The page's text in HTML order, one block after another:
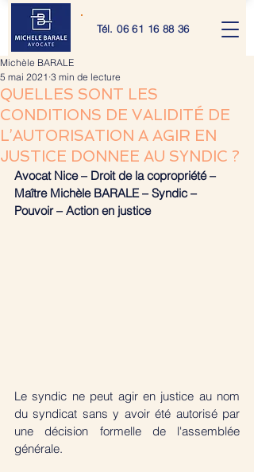
Tél.06 61 16 88 36
QUELLES SONT LES
CONDITIONS DE VALIDITÉ DE
L’AUTORISATION A AGIR EN
JUSTICE DONNEE AU SYNDIC ?
Michèle BARALE
5 mai 2021 3 min de lecture
Avocat Nice – Droit de la copropriété –
Maître Michèle BARALE – Syndic –
Pouvoir – Action en justice
Le syndic ne peut agir en justice au nom
du syndicat sans y avoir été autorisé par
une décision formelle de l'assemblée
générale.